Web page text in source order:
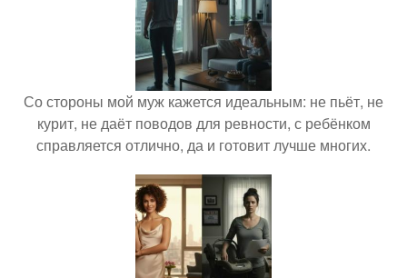
Со стороны мой муж кажется идеальным: не пьёт, не
курит, не даёт поводов для ревности, с ребёнком
справляется отлично, да и готовит лучше многих.